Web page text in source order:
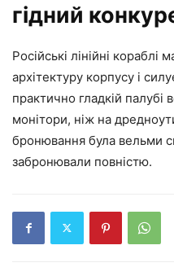
гідний
Російські лінійні
архітектуру корпусу і
практично гладкій палубі
монітори, ніж на
бронювання була вельми
забронювали повністю.